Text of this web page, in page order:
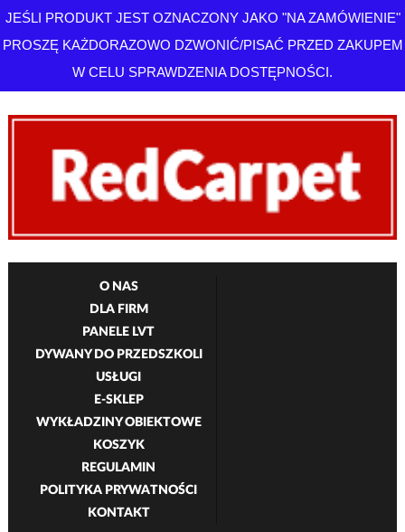
JEŚLI PRODUKT JEST OZNACZONY JAKO "NA ZAMÓWIENIE"
PROSZĘ KAŻDORAZOWO DZWONIĆ/PISAĆ PRZED ZAKUPEM
W CELU SPRAWDZENIA DOSTĘPNOŚCI.
O NAS
DLA FIRM
PANELE LVT
DYWANY DO PRZEDSZKOLI
USŁUGI
E-SKLEP
WYKŁADZINY OBIEKTOWE
KOSZYK
REGULAMIN
POLITYKA PRYWATNOŚCI
KONTAKT